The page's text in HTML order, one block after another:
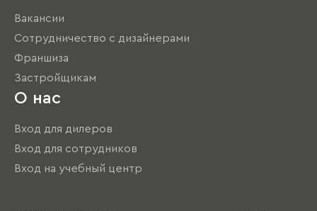
Вакансии
Сотрудничество с дизайнерами
Франшиза
Застройщикам
О нас
Вход для дилеров
Вход для сотрудников
Вход на учебный центр